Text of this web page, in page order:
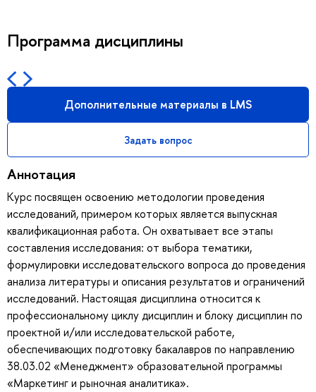
Программа дисциплины
Дополнительные материалы в LMS
Задать вопрос
Аннотация
Курс посвящен освоению методологии проведения
исследований, примером которых является выпускная
квалификационная работа. Он охватывает все этапы
составления исследования: от выбора тематики,
формулировки исследовательского вопроса до проведения
анализа литературы и описания результатов и ограничений
исследований. Настоящая дисциплина относится к
профессиональному циклу дисциплин и блоку дисциплин по
проектной и/или исследовательской работе,
обеспечивающих подготовку бакалавров по направлению
38.03.02 «Менеджмент» образовательной программы
«Маркетинг и рыночная аналитика».